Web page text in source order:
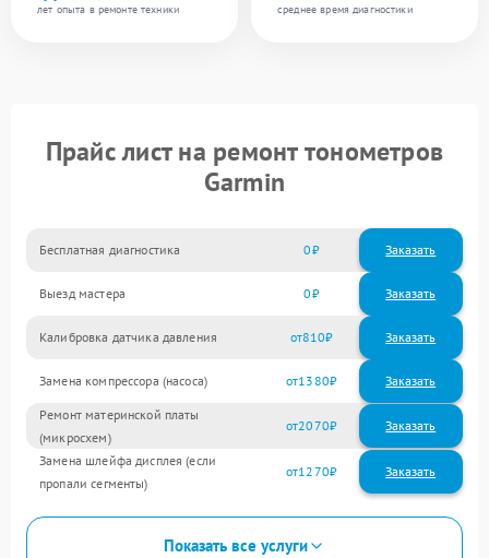
лет опыта в ремонте техники
среднее время диагностики
Прайс лист на ремонт тонометров
Garmin
Бесплатная диагностика 0 Заказать
Выезд мастера 0 Заказать
Калибровка датчика давления 810
Замена компрессора (насоса) 1380
Ремонт материнской платы
(микросхем)
2070
Замена шлейфа дисплея (если
пропали сегменты)
1270
Показать все услуги